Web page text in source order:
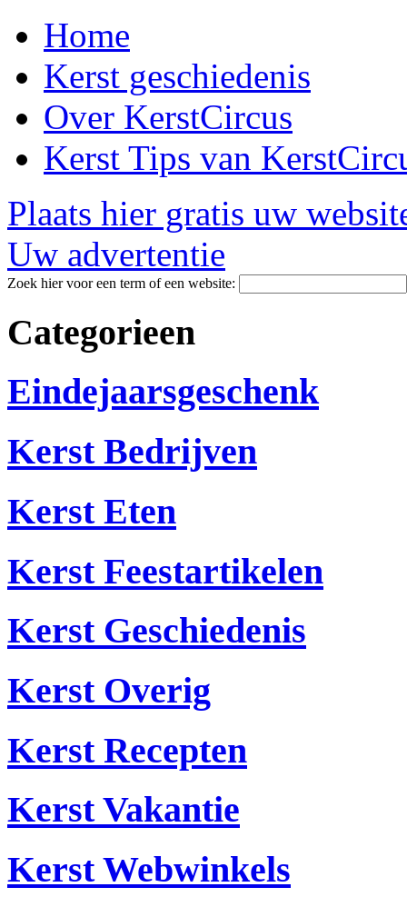
Home
Kerst geschiedenis
Over KerstCircus
Kerst Tips van
Plaats hier gratis uw
Uw advertentie
Zoek hier voor een term of een website:
Categorieen
Eindejaarsgeschenk
Kerst Bedrijven
Kerst Eten
Kerst Feestartikelen
Kerst Geschiedenis
Kerst Overig
Kerst Recepten
Kerst Vakantie
Kerst Webwinkels